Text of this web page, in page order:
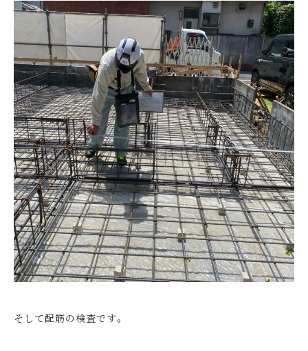
そして配筋の検査です。